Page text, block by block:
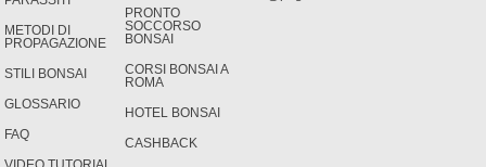
METODI DI
PROPAGAZIONE
STILI BONSAI
GLOSSARIO
FAQ
PRONTO
SOCCORSO
BONSAI
CORSI BONSAI A
ROMA
HOTEL BONSAI
CASHBACK